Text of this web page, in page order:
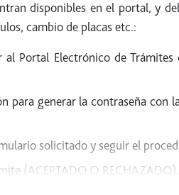
disponibles en el portal, y
cambio de placas etc.:
Portal Electrónico de
para generar la contraseña con
solicitado y seguir el
(ACEPTADO O RECHAZADO).